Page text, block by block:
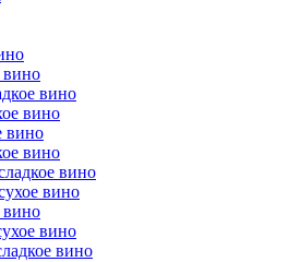
вино
вино
вино
вино
вино
вино
вино
вино
вино
вино